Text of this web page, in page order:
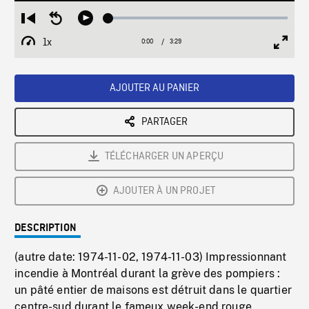
Restart
from
beginning
Seek
Play Loaded:
1x
Playback
Current
0:00 / Duration
3:29
AJOUTER AU PANIER
PARTAGER
TÉLÉCHARGER UN APERÇU
AJOUTER À UN PROJET
DESCRIPTION
(autre date: 1974-11-02, 1974-11-03) Impressionnant
incendie à Montréal durant la grève des pompiers :
un pâté entier de maisons est détruit dans le quartier